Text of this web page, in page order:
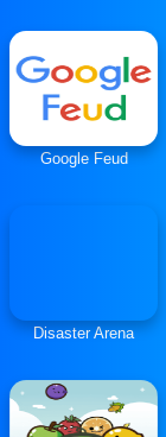
Google Feud
Disaster Arena